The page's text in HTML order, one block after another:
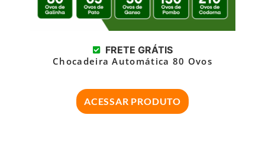
FRETE GRÁTIS
Chocadeira Automática 80 Ovos
ACESSAR PRODUTO